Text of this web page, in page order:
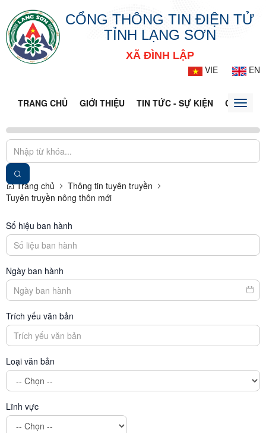
CỔNG THÔNG TIN ĐIỆN TỬ
TỈNH LẠNG SƠN
XÃ ĐÌNH LẬP
VIE
EN
TRANG CHỦ GIỚI THIỆU TIN TỨC - SỰ KIỆN CỔNGToggle
Trang chủ
Thông tin tuyên truyền
Tuyên truyền nông thôn mới
Số hiệu ban hành
Ngày ban hành
Trích yếu văn bản
Loại văn bản
Lĩnh vực